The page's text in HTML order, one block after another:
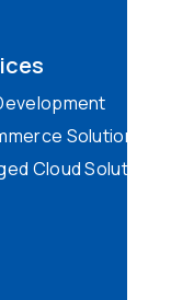
Solutions
Cloud Solutions